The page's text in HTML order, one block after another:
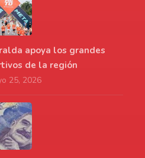
apoya los grandes
de la región
25, 2026